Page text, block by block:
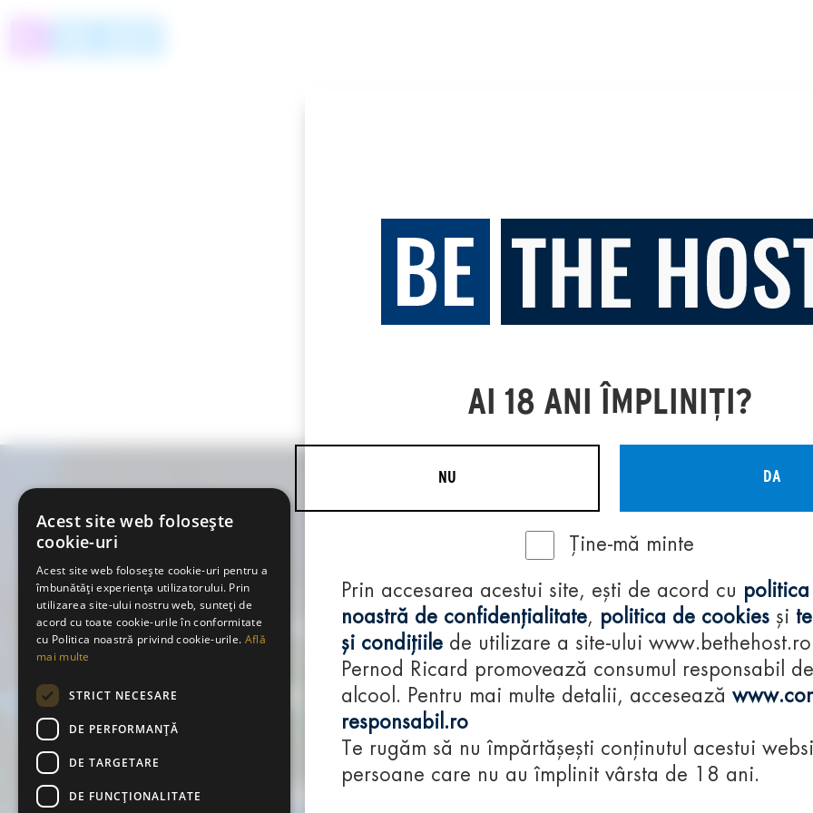
consumă-
AI 18 ANI ÎMPLINIȚI?
NU DA
Ține-mă minte
Prin accesarea acestui site, ești de acord cu politica
noastră de confidențialitate, politica de cookies și
și condițiile de utilizare a site-ului
Pernod Ricard promovează consumul responsabil de
alcool. Pentru mai multe detalii, accesează
responsabil.ro
Te rugăm să nu împărtășești conținutul acestui
persoane care nu au împlinit vârsta de 18 ani.
Acest site web folosește
cookie-uri
Acest site web folosește cookie-uri pentru a
îmbunătăți experiența utilizatorului. Prin
utilizarea site-ului nostru web, sunteți de
acord cu toate cookie-urile în conformitate
cu Politica noastră privind cookie-urile. Află
mai multe
STRICT NECESARE
DE PERFORMANȚĂ
DE TARGETARE
DE FUNCŢIONALITATE